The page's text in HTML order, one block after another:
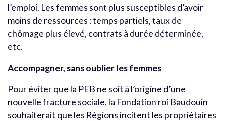
l’emploi. Les femmes sont plus susceptibles d’avoir
moins de ressources : temps partiels, taux de
chômage plus élevé, contrats à durée déterminée,
etc.
Accompagner, sans oublier les femmes
Pour éviter que la PEB ne soit à l’origine d’une
nouvelle fracture sociale, la Fondation roi Baudouin
souhaiterait que les Régions incitent les propriétaires